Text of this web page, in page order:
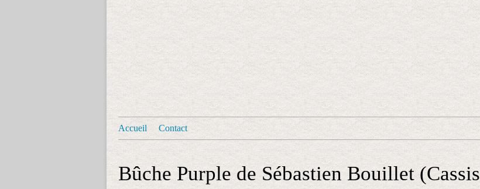
Accueil Contact
Bûche Purple de Sébastien Bouillet (Cassis